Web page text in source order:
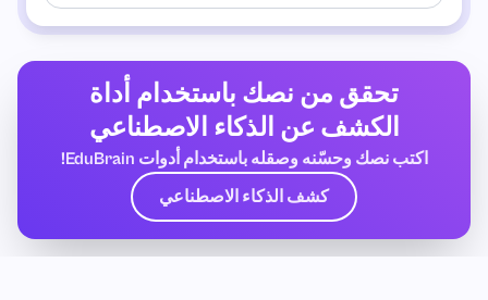
تحقق من نصك باستخدام أداة
الكشف عن الذكاء الاصطناعي
اكتب نصك وحسّنه وصقله باستخدام أدوات EduBrain!
كشف الذكاء الاصطناعي